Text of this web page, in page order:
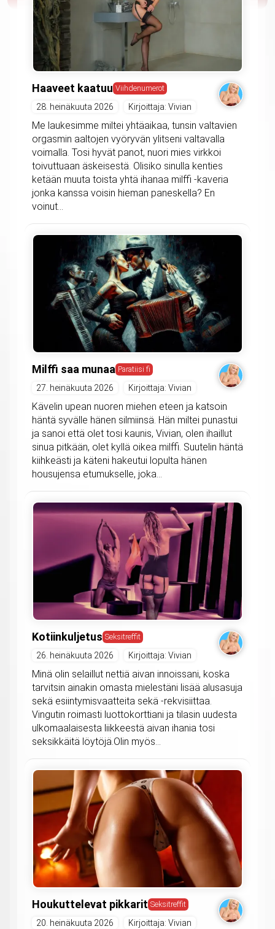
Haaveet kaatuu Viihdenumerot
28. heinäkuuta 2026 Kirjoittaja: Vivian
Me laukesimme miltei yhtäaikaa, tunsin valtavien
orgasmin aaltojen vyöryvän ylitseni valtavalla
voimalla. Tosi hyvät panot, nuori mies virkkoi
toivuttuaan äskeisestä. Olisiko sinulla kenties
ketään muuta toista yhtä ihanaa milffi -kaveria
jonka kanssa voisin hieman paneskella? En
voinut...
Milffi saa munaa Paratiisi fi
27. heinäkuuta 2026 Kirjoittaja: Vivian
Kävelin upean nuoren miehen eteen ja katsoin
häntä syvälle hänen silmiinsä. Hän miltei punastui
ja sanoi että olet tosi kaunis, Vivian, olen ihaillut
sinua pitkään, olet kyllä oikea milffi. Suutelin häntä
kiihkeästi ja käteni hakeutui lopulta hänen
housujensa etumukselle, joka...
Kotiinkuljetus Seksitreffit
26. heinäkuuta 2026 Kirjoittaja: Vivian
Minä olin selaillut nettiä aivan innoissani, koska
tarvitsin ainakin omasta mielestäni lisää alusasuja
sekä esiintymisvaatteita sekä -rekvisiittaa.
Vingutin roimasti luottokorttiani ja tilasin uudesta
ulkomaalaisesta liikkeestä aivan ihania tosi
seksikkäitä löytöjä.Olin myös...
Houkuttelevat pikkarit Seksitreffit
20. heinäkuuta 2026 Kirjoittaja: Vivian